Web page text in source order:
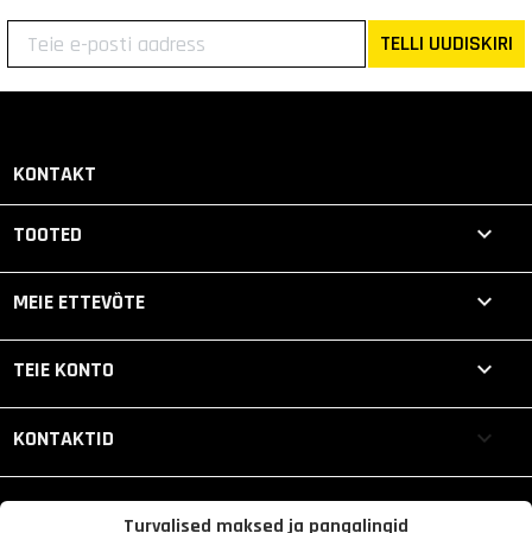
TELLI UUDISKIRI
KONTAKT
TOOTED 
MEIE ETTEVÕTE 
TEIE KONTO 
KONTAKTID keyboard_arrow_down
Turvalised maksed ja pangalingid